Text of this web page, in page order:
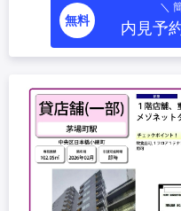
無料
＼
内見予